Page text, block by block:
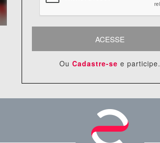
ACESSE
Ou Cadastre-se e participe.